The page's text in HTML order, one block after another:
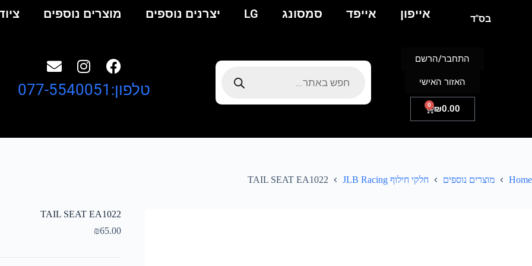
אייפון אייפד סמסונג LG יצרנים נוספים מוצרים נוספים בס"ד
₪0.00
0
התחבר/הרשם
האזור האישי טלפון:077-5540051
Home מוצרים נוספים חלקי חילוף JLB Racing TAIL SEAT EA1022
TAIL SEAT EA1022
₪65.00